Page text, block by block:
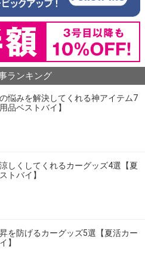
ランキング
悩みを解決してくれる神アイテム7
品ベストバイ】
しくしてくれるカーグッズ4選【夏
トバイ】
を防げるカーグッズ5選【夏活カー
】